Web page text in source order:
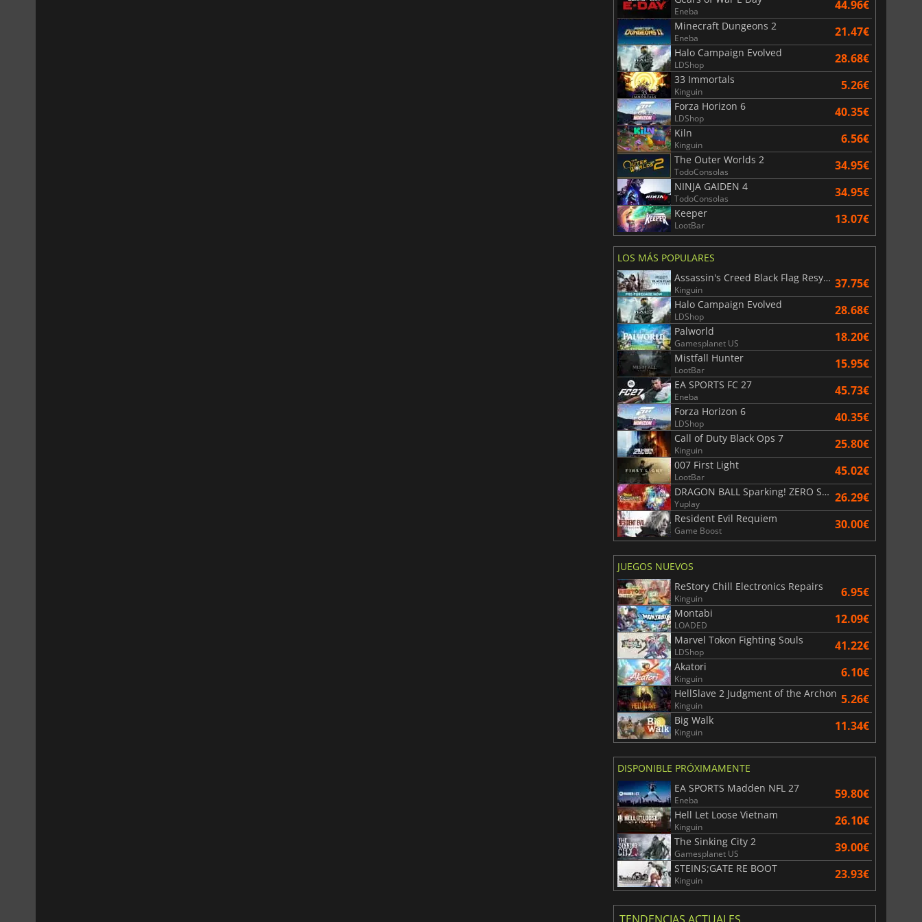
Eneba 44.96€
Minecraft Dungeons 2
Eneba 21.47€
Halo Campaign Evolved
LDShop 28.68€
33 Immortals
Kinguin 5.26€
Forza Horizon 6
LDShop 40.35€
Kiln
Kinguin 6.56€
The Outer Worlds 2
TodoConsolas 34.95€
NINJA GAIDEN 4
TodoConsolas 34.95€
Keeper
LootBar 13.07€
LOS MÁS POPULARES
Assassin's Creed Black Flag Resynced
Kinguin 37.75€
Halo Campaign Evolved
LDShop 28.68€
Palworld
Gamesplanet US 18.20€
Mistfall Hunter
LootBar 15.95€
EA SPORTS FC 27
Eneba 45.73€
Forza Horizon 6
LDShop 40.35€
Call of Duty Black Ops 7
Kinguin 25.80€
007 First Light
LootBar 45.02€
DRAGON BALL Sparking! ZERO Super Limit Breaking NEO
Yuplay 26.29€
Resident Evil Requiem
Game Boost 30.00€
JUEGOS NUEVOS
ReStory Chill Electronics Repairs
Kinguin 6.95€
Montabi
LOADED 12.09€
Marvel Tokon Fighting Souls
LDShop 41.22€
Akatori
Kinguin 6.10€
HellSlave 2 Judgment of the Archon
Kinguin 5.26€
Big Walk
Kinguin 11.34€
DISPONIBLE PRÓXIMAMENTE
EA SPORTS Madden NFL 27
Eneba 59.80€
Hell Let Loose Vietnam
Kinguin 26.10€
The Sinking City 2
Gamesplanet US 39.00€
STEINS;GATE RE BOOT
Kinguin 23.93€